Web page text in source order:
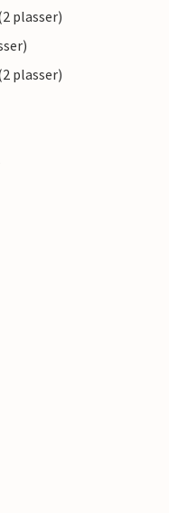
plasser)
plasser)